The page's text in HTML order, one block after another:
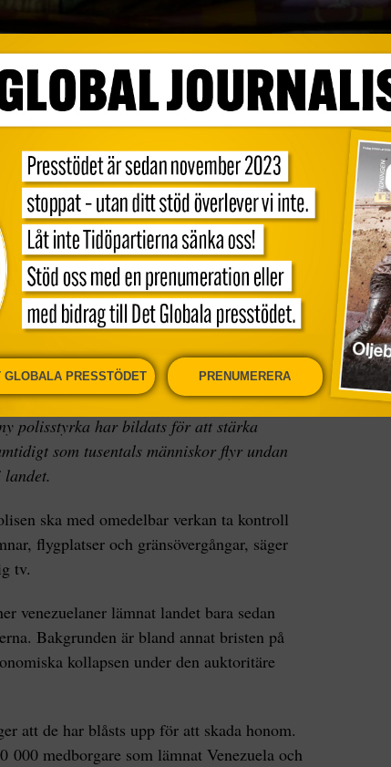
en ny polisstyrka har bildats för att
samtidigt som tusentals
och politiska krisen i landet.
ska med omedelbar verkan ta
vid hamnar, flygplatser och
Delcy Rodriguez i statlig tv. Enligt
polisstyrka har bildats för att stärka
som tusentals människor flyr undan
ska med omedelbar verkan ta kontroll
flygplatser och gränsövergångar, säger
tv.
venezuelaner lämnat landet bara sedan
Bakgrunden är bland annat bristen på
kollapsen under den auktoritäre
att de har blåsts upp för att skada honom.
000 medborgare som lämnat Venezuela och
GLOBALA PRESSTÖDET PRENUMERERA